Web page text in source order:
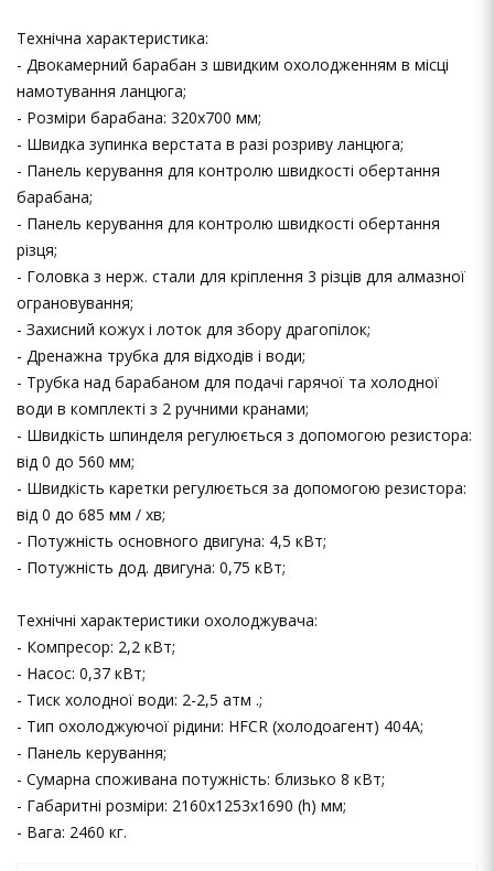
Технічна характеристика:
- Двокамерний барабан з швидким охолодженням в місці
намотування ланцюга;
- Розміри барабана: 320х700 мм;
- Швидка зупинка верстата в разі розриву ланцюга;
- Панель керування для контролю швидкості обертання
барабана;
- Панель керування для контролю швидкості обертання
різця;
- Головка з нерж. стали для кріплення 3 різців для алмазної
ограновування;
- Захисний кожух і лоток для збору драгопілок;
- Дренажна трубка для відходів і води;
- Трубка над барабаном для подачі гарячої та холодної
води в комплекті з 2 ручними кранами;
- Швидкість шпинделя регулюється з допомогою резистора:
від 0 до 560 мм;
- Швидкість каретки регулюється за допомогою резистора:
від 0 до 685 мм / хв;
- Потужність основного двигуна: 4,5 кВт;
- Потужність дод. двигуна: 0,75 кВт;
Технічні характеристики охолоджувача:
- Компресор: 2,2 кВт;
- Насос: 0,37 кВт;
- Тиск холодної води: 2-2,5 атм .;
- Тип охолоджуючої рідини: HFCR (холодоагент) 404A;
- Панель керування;
- Сумарна споживана потужність: близько 8 кВт;
- Габаритні розміри: 2160x1253x1690 (h) мм;
- Вага: 2460 кг.